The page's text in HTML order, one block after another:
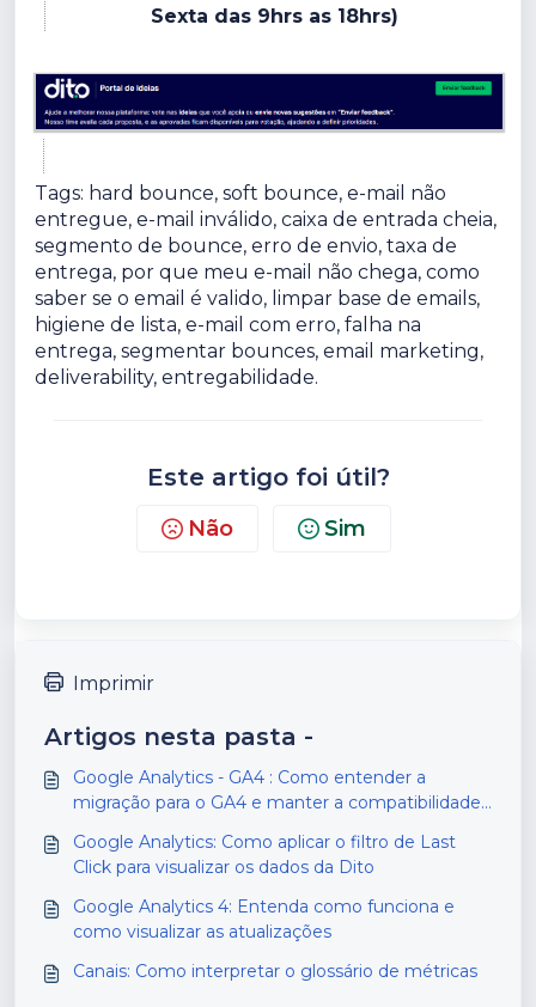
Sexta das 9hrs as 18hrs)
Tags: hard bounce, soft bounce, e-mail não
entregue, e-mail inválido, caixa de entrada cheia,
segmento de bounce, erro de envio, taxa de
entrega, por que meu e-mail não chega, como
saber se o email é valido, limpar base de emails,
higiene de lista, e-mail com erro, falha na
entrega, segmentar bounces, email marketing,
deliverability, entregabilidade.
Este artigo foi útil?
Não Sim
Imprimir
Artigos nesta pasta -
Google Analytics - GA4 : Como entender a
migração para o GA4 e manter a compatibilidade
Google Analytics: Como aplicar o filtro de Last
Click para visualizar os dados da Dito
Google Analytics 4: Entenda como funciona e
como visualizar as atualizações
Canais: Como interpretar o glossário de métricas